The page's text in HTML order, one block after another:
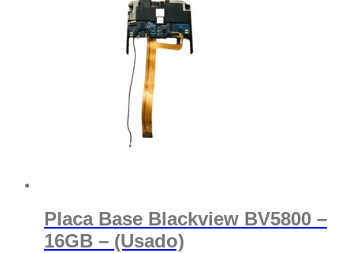
Placa Base Blackview BV5800 –
16GB – (Usado)